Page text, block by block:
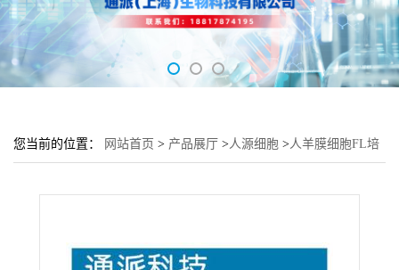
您当前的位置： 网站首页 > 产品展厅 >人源细胞 >人羊膜细胞FL培